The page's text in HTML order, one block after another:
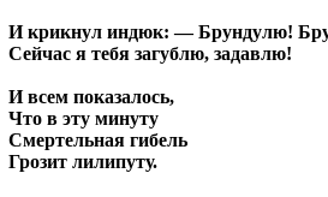
И крикнул индюк: — Брундулю!
Сейчас я тебя загублю, задавлю!
И всем показалось,
Что в эту минуту
Смертельная гибель
Грозит лилипуту.